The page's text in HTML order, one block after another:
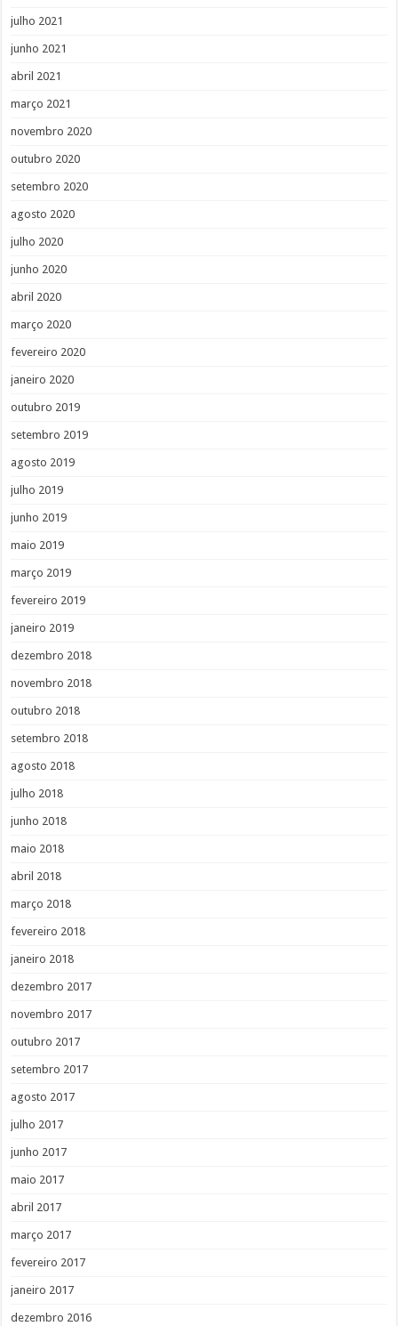
julho 2021
junho 2021
abril 2021
março 2021
novembro 2020
outubro 2020
setembro 2020
agosto 2020
julho 2020
junho 2020
abril 2020
março 2020
fevereiro 2020
janeiro 2020
outubro 2019
setembro 2019
agosto 2019
julho 2019
junho 2019
maio 2019
março 2019
fevereiro 2019
janeiro 2019
dezembro 2018
novembro 2018
outubro 2018
setembro 2018
agosto 2018
julho 2018
junho 2018
maio 2018
abril 2018
março 2018
fevereiro 2018
janeiro 2018
dezembro 2017
novembro 2017
outubro 2017
setembro 2017
agosto 2017
julho 2017
junho 2017
maio 2017
abril 2017
março 2017
fevereiro 2017
janeiro 2017
dezembro 2016